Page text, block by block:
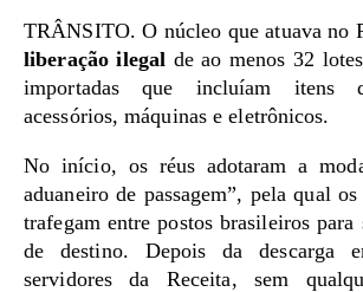
TRÂNSITO. O núcleo que atuava no
liberação ilegal de ao menos 32
importadas que incluíam itens
acessórios, máquinas e eletrônicos.
No início, os réus adotaram a
aduaneiro de passagem”, pela qual
trafegam entre postos brasileiros
de destino. Depois da descarga
servidores da Receita, sem